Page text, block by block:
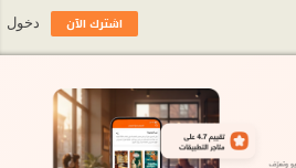
اشترك الآن دخول